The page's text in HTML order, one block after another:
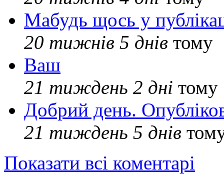
Мабудь щось у
20 тижнів 5 днів тому
Ваш
21 тиждень 2 дні тому
Добрий день.
21 тиждень 5 днів
Показати всі коментарі